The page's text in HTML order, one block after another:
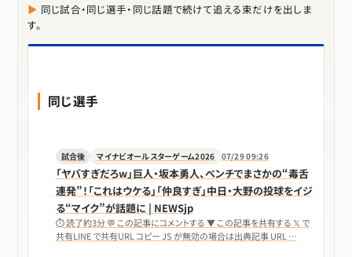
同じ試合・同じ選手・同じ話題で続けて追える束だけを出しま
す。
同じ選手
試合後 マイナビオールスターゲーム2026 07/29 09:26
「ヤバすぎだろw」巨人・坂本勇人、ベンチでまさかの“毒舌
連発”！「これはウケる」「仲良すぎ」中日・大野の投球をイジ
る“マイク”が話題に | NEWSjp
⏱ 読了約3分 💬 この記事にコメントする ▼ この記事を共有する 𝕏 で
共有LINE で共有URL コピー JS が無効の場合は出典記事 URL …